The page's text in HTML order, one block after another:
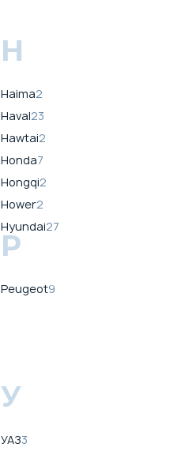
H
Haima2
Haval23
Hawtai2
Honda7
Hongqi2
Hower2
Hyundai27
P
Peugeot9
У
УАЗ3